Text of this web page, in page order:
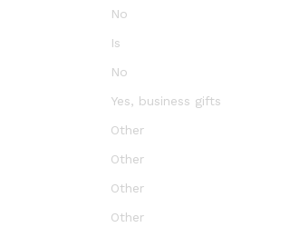
No
Is
No
Yes, business gifts
Other
Other
Other
Other